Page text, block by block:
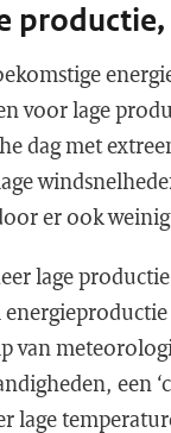
voor lage
dag met
er ook
lage
van
een
lage